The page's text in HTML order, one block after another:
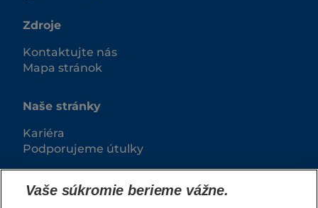
Zdroje
Kontaktujte nás
Mapa stránok
Naše stránky
Kariéra
Podporujeme útulky
Vaše súkromie berieme vážne.